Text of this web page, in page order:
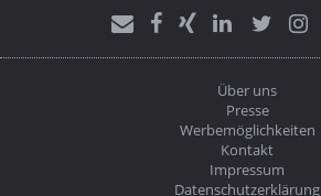
Über uns
Presse
Werbemöglichkeiten
Kontakt
Impressum
Datenschutzerklärung